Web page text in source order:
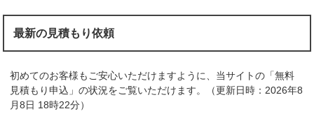
最新の見積もり依頼
初めてのお客様もご安心いただけますように、当サイトの「無料
見積もり申込」の状況をご覧いただけます。（更新日時：2026年8
月8日 18時22分）